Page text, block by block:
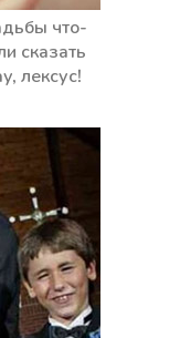
что-
сказать
лексус!